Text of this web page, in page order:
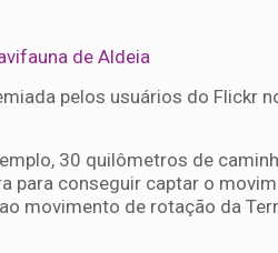
de Aldeia
pelos usuários do Flickr
30 quilômetros de
para conseguir captar o
movimento de rotação da